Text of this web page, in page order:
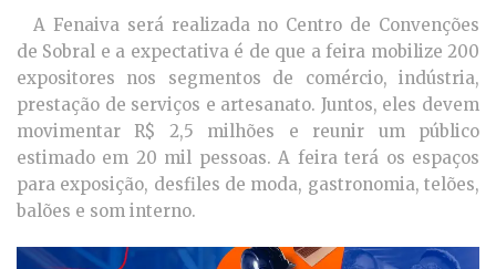
A Fenaiva será realizada no Centro de Convenções
de Sobral e a expectativa é de que a feira mobilize 200
expositores nos segmentos de comércio, indústria,
prestação de serviços e artesanato. Juntos, eles devem
movimentar R$ 2,5 milhões e reunir um público
estimado em 20 mil pessoas. A feira terá os espaços
para exposição, desfiles de moda, gastronomia, telões,
balões e som interno.